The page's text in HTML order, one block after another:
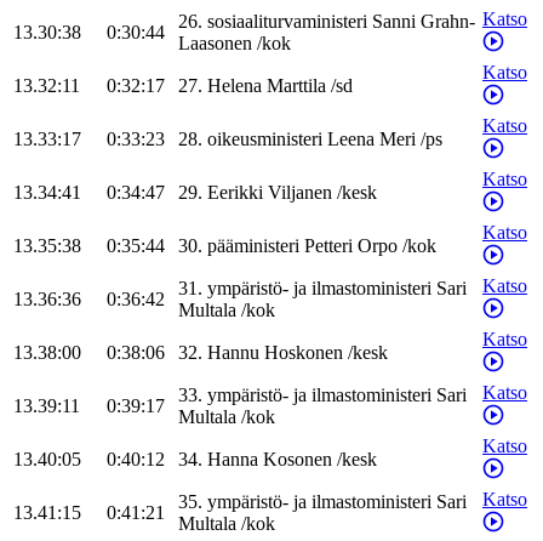
13.30:38 0:30:44
26. sosiaaliturvaministeri Sanni Grahn-
Laasonen /kok
Katso
13.32:11 0:32:17 27. Helena Marttila /sd
Katso
13.33:17 0:33:23 28. oikeusministeri Leena Meri /ps
Katso
13.34:41 0:34:47 29. Eerikki Viljanen /kesk
Katso
13.35:38 0:35:44 30. pääministeri Petteri Orpo /kok
Katso
13.36:36 0:36:42
31. ympäristö- ja ilmastoministeri Sari
Multala /kok
Katso
13.38:00 0:38:06 32. Hannu Hoskonen /kesk
Katso
13.39:11 0:39:17
33. ympäristö- ja ilmastoministeri Sari
Multala /kok
Katso
13.40:05 0:40:12 34. Hanna Kosonen /kesk
Katso
13.41:15 0:41:21
35. ympäristö- ja ilmastoministeri Sari
Multala /kok
Katso